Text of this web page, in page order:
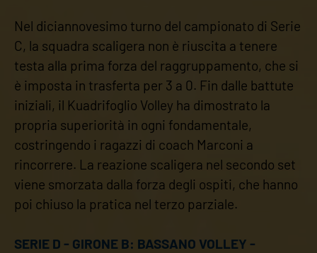
Nel diciannovesimo turno del campionato di Serie
C, la squadra scaligera non è riuscita a tenere
testa alla prima forza del raggruppamento, che si
è imposta in trasferta per 3 a 0. Fin dalle battute
iniziali, il Kuadrifoglio Volley ha dimostrato la
propria superiorità in ogni fondamentale,
costringendo i ragazzi di coach Marconi a
rincorrere. La reazione scaligera nel secondo set
viene smorzata dalla forza degli ospiti, che hanno
poi chiuso la pratica nel terzo parziale.
SERIE D - GIRONE B: BASSANO VOLLEY -